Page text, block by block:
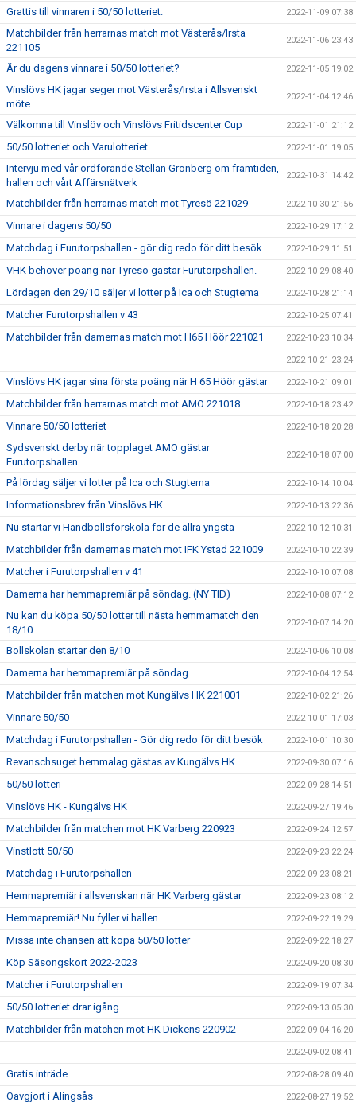
Grattis till vinnaren i 50/50 lotteriet. 2022-11-09 07:38
Matchbilder från herrarnas match mot Västerås/Irsta
221105
2022-11-06 23:43
Är du dagens vinnare i 50/50 lotteriet? 2022-11-05 19:02
Vinslövs HK jagar seger mot Västerås/Irsta i Allsvenskt
möte.
2022-11-04 12:46
Välkomna till Vinslöv och Vinslövs Fritidscenter Cup 2022-11-01 21:12
50/50 lotteriet och Varulotteriet 2022-11-01 19:05
Intervju med vår ordförande Stellan Grönberg om framtiden,
hallen och vårt Affärsnätverk
2022-10-31 14:42
Matchbilder från herrarnas match mot Tyresö 221029 2022-10-30 21:56
Vinnare i dagens 50/50 2022-10-29 17:12
Matchdag i Furutorpshallen - gör dig redo för ditt besök 2022-10-29 11:51
VHK behöver poäng när Tyresö gästar Furutorpshallen. 2022-10-29 08:40
Lördagen den 29/10 säljer vi lotter på Ica och Stugtema 2022-10-28 21:14
Matcher Furutorpshallen v 43 2022-10-25 07:41
Matchbilder från damernas match mot H65 Höör 221021 2022-10-23 10:34
2022-10-21 23:24
Vinslövs HK jagar sina första poäng när H 65 Höör gästar 2022-10-21 09:01
Matchbilder från herrarnas match mot AMO 221018 2022-10-18 23:42
Vinnare 50/50 lotteriet 2022-10-18 20:28
Sydsvenskt derby när topplaget AMO gästar
Furutorpshallen.
2022-10-18 07:00
På lördag säljer vi lotter på Ica och Stugtema 2022-10-14 10:04
Informationsbrev från Vinslövs HK 2022-10-13 22:36
Nu startar vi Handbollsförskola för de allra yngsta 2022-10-12 10:31
Matchbilder från damernas match mot IFK Ystad 221009 2022-10-10 22:39
Matcher i Furutorpshallen v 41 2022-10-10 07:08
Damerna har hemmapremiär på söndag. (NY TID) 2022-10-08 07:12
Nu kan du köpa 50/50 lotter till nästa hemmamatch den
18/10.
2022-10-07 14:20
Bollskolan startar den 8/10 2022-10-06 10:08
Damerna har hemmapremiär på söndag. 2022-10-04 12:54
Matchbilder från matchen mot Kungälvs HK 221001 2022-10-02 21:26
Vinnare 50/50 2022-10-01 17:03
Matchdag i Furutorpshallen - Gör dig redo för ditt besök 2022-10-01 10:30
Revanschsuget hemmalag gästas av Kungälvs HK. 2022-09-30 07:16
50/50 lotteri 2022-09-28 14:51
Vinslövs HK - Kungälvs HK 2022-09-27 19:46
Matchbilder från matchen mot HK Varberg 220923 2022-09-24 12:57
Vinstlott 50/50 2022-09-23 22:24
Matchdag i Furutorpshallen 2022-09-23 08:21
Hemmapremiär i allsvenskan när HK Varberg gästar 2022-09-23 08:12
Hemmapremiär! Nu fyller vi hallen. 2022-09-22 19:29
Missa inte chansen att köpa 50/50 lotter 2022-09-22 18:27
Köp Säsongskort 2022-2023 2022-09-20 08:30
Matcher i Furutorpshallen 2022-09-19 07:34
50/50 lotteriet drar igång 2022-09-13 05:30
Matchbilder från matchen mot HK Dickens 220902 2022-09-04 16:20
2022-09-02 08:41
Gratis inträde 2022-08-28 09:40
Oavgjort i Alingsås 2022-08-27 19:52